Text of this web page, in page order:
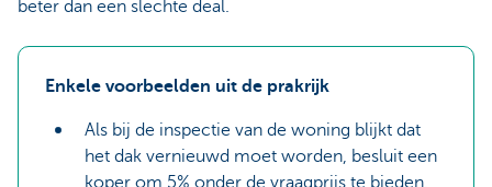
beter dan een slechte deal.
Enkele voorbeelden uit de prakrijk
Als bij de inspectie van de woning blijkt dat
het dak vernieuwd moet worden, besluit een
koper om 5% onder de vraagprijs te bieden.